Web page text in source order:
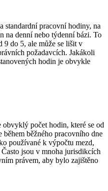
standardní pracovní hodiny, na
na denní nebo týdenní bázi. To
do 5, ale může se lišit v
požadavcích. Jakákoli
hodin je obvykle
obvyklý počet hodin, které se od
během běžného pracovního dne
používané k výpočtu mezd,
jsou v mnoha jurisdikcích
právem, aby bylo zajištěno